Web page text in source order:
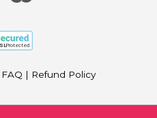
FAQ | Refund Policy